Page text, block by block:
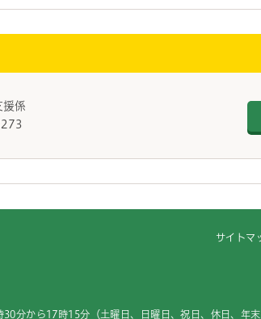
係
サイトマ
30分から17時15分（土曜日、日曜日、祝日、休日、年末